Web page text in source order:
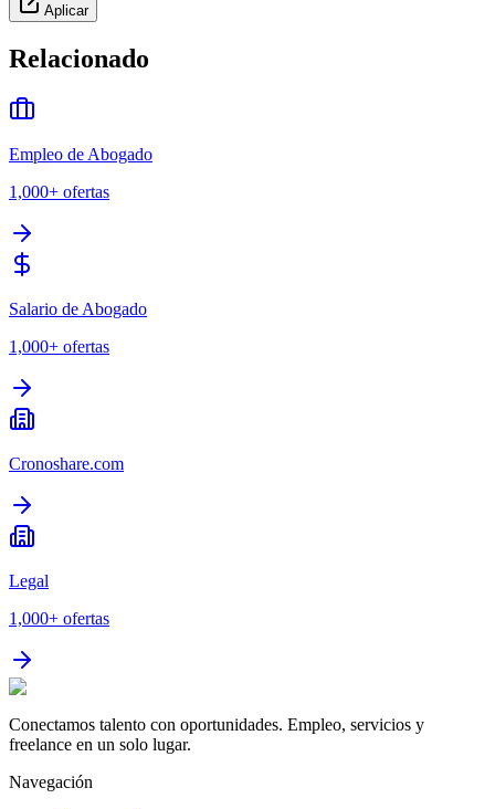
Aplicar
Relacionado
Empleo de Abogado
1,000+ ofertas
Salario de Abogado
1,000+ ofertas
Cronoshare.com
Legal
1,000+ ofertas
Conectamos talento con oportunidades. Empleo, servicios y
freelance en un solo lugar.
Navegación